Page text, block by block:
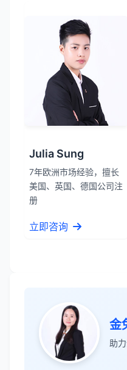
Julia Sung
7年欧洲市场经验，擅长
美国、英国、德国公司注
册
立即咨询
金
助
张先生
服务专业高效，